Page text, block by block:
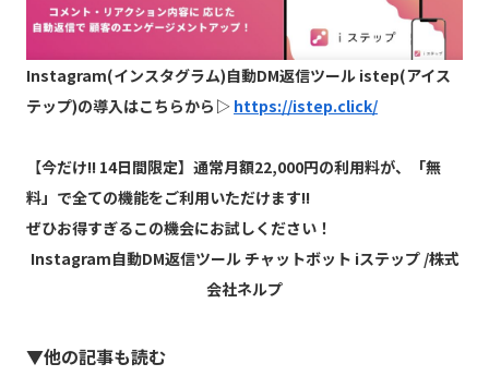
Instagram(インスタグラム)自動DM返信ツール istep(アイス
テップ)の導入はこちらから▷ https://istep.click/
【今だけ!! 14日間限定】通常月額22,000円の利用料が、「無
料」で全ての機能をご利用いただけます!!
ぜひお得すぎるこの機会にお試しください！
Instagram自動DM返信ツール チャットボット iステップ /株式
会社ネルプ
▼他の記事も読む